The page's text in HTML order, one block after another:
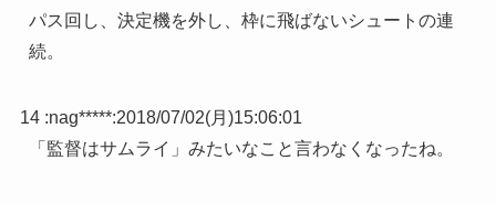
パス回し、決定機を外し、枠に飛ばないシュートの連
続。
14 :nag*****:2018/07/02(月)15:06:01
「監督はサムライ」みたいなこと言わなくなったね。